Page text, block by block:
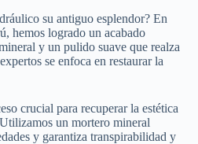
su antiguo esplendor? En
hemos logrado un acabado
y un pulido suave que realza
se enfoca en restaurar la
crucial para recuperar la estética
un mortero mineral
y garantiza transpirabilidad y